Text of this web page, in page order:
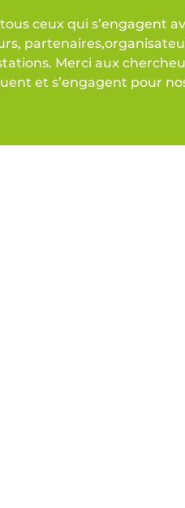
ceux qui s’engagent
Merci aux
et s’engagent pour